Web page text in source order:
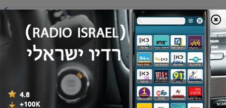
112
- אל תצא פרייאר! | האמת כואבת | פרק # 110
30 יולי 2026
111
- הזמן עושה את שלו? | האמת כואבת | פרק # 109
09 יולי 2026
110
- חרדה לדעת | האמת כואבת | פרק # 108